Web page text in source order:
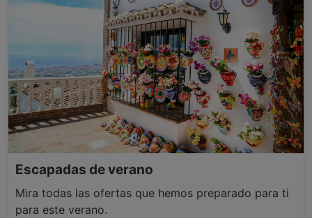
Escapadas de verano
Mira todas las ofertas que hemos preparado para ti
para este verano.